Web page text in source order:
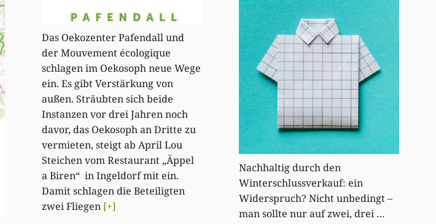
Das Oekozenter Pafendall und
der Mouvement écologique
schlagen im Oekosoph neue Wege
ein. Es gibt Verstärkung von
außen. Sträubten sich beide
Instanzen vor drei Jahren noch
davor, das Oekosoph an Dritte zu
vermieten, steigt ab April Lou
Steichen vom Restaurant „Äppel
a Biren“ in Ingeldorf mit ein.
Damit schlagen die Beteiligten
zwei Fliegen [+]
Nachhaltig durch den
Winterschlussverkauf: ein
Widerspruch? Nicht unbedingt –
man sollte nur auf zwei, drei …